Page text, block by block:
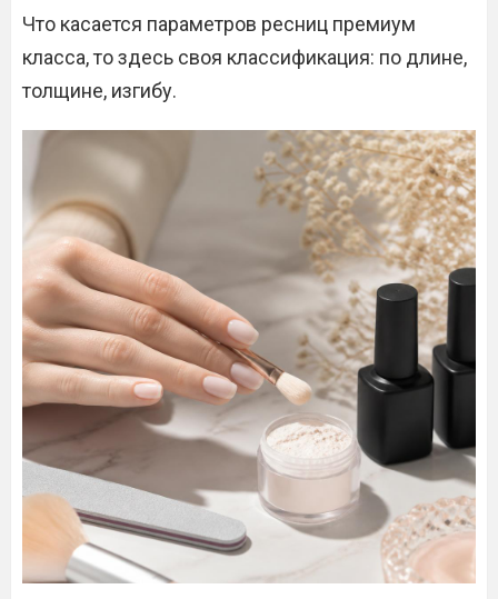
Что касается параметров ресниц премиум
класса, то здесь своя классификация: по длине,
толщине, изгибу.